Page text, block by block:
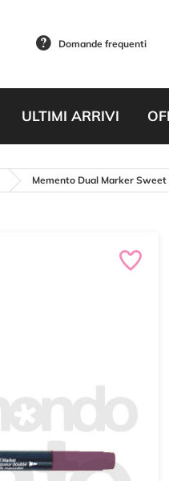
Domande frequenti
ULTIMI ARRIVI
Memento Dual Marker Sweet